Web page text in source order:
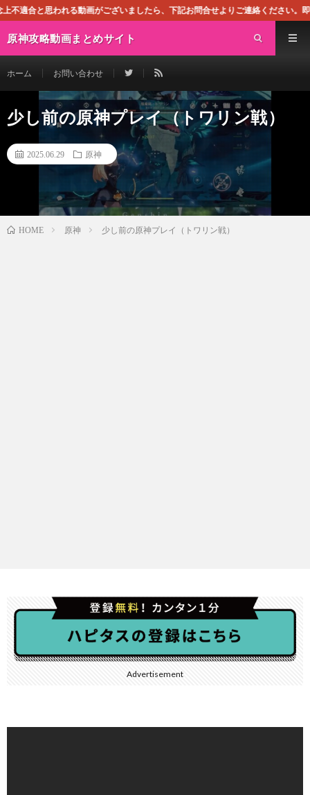
画がございましたら、下記お問合せよりご連絡ください。即刻対処させて頂
原神攻略動画まとめサイト
ホーム お問い合わせ
少し前の原神プレイ（トワリン戦）
2025.06.29 原神
HOME 原神 少し前の原神プレイ（トワリン戦）
Advertisement